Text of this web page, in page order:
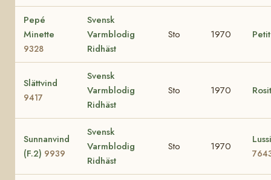
Pepé
Minette
9328
Svensk
Varmblodig
Ridhäst
Sto 1970
Slättvind
9417
Svensk
Varmblodig
Ridhäst
Sto 1970
Sunnanvind
(F.2) 9939
Svensk
Varmblodig
Ridhäst
Sto 1970